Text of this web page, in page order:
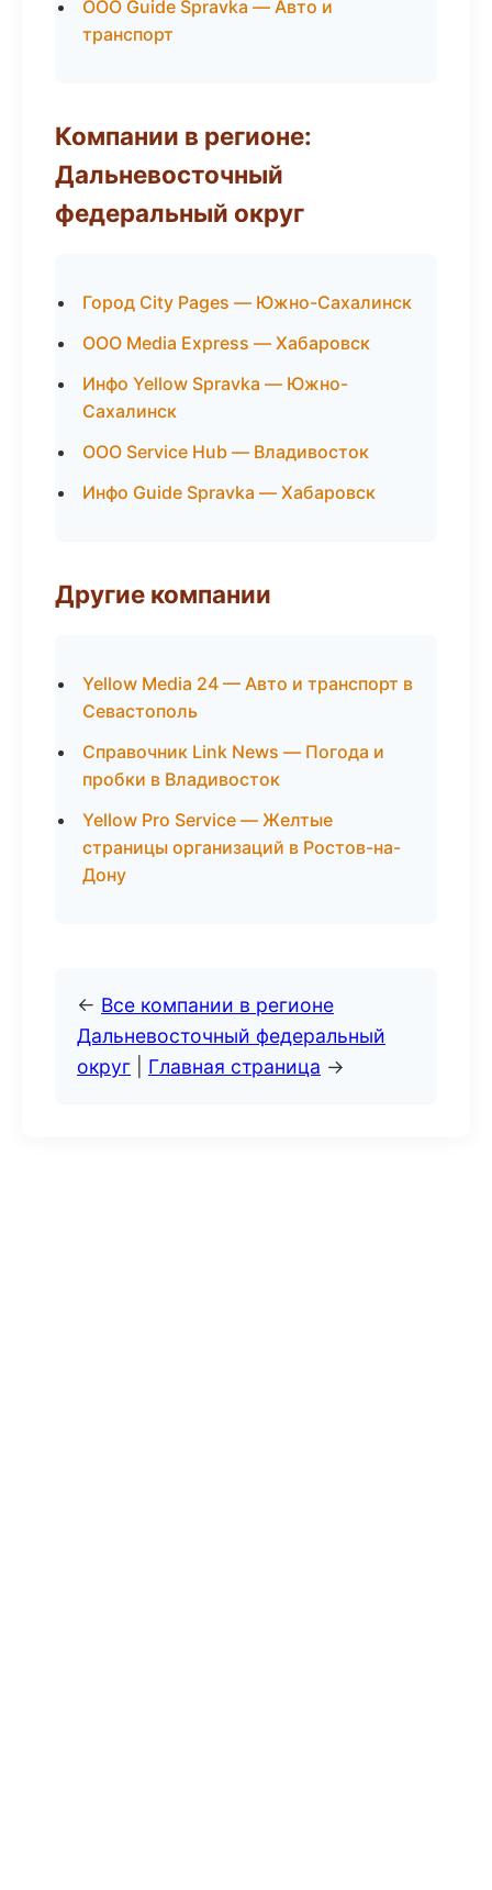
ООО Guide Spravka — Авто и
транспорт
Компании в регионе:
Дальневосточный
федеральный округ
Город City Pages — Южно-Сахалинск
ООО Media Express — Хабаровск
Инфо Yellow Spravka — Южно-
Сахалинск
ООО Service Hub — Владивосток
Инфо Guide Spravka — Хабаровск
Другие компании
Yellow Media 24 — Авто и транспорт в
Севастополь
Справочник Link News — Погода и
пробки в Владивосток
Yellow Pro Service — Желтые
страницы организаций в Ростов-на-
Дону
← Все компании в регионе
Дальневосточный федеральный
округ
Главная страница →